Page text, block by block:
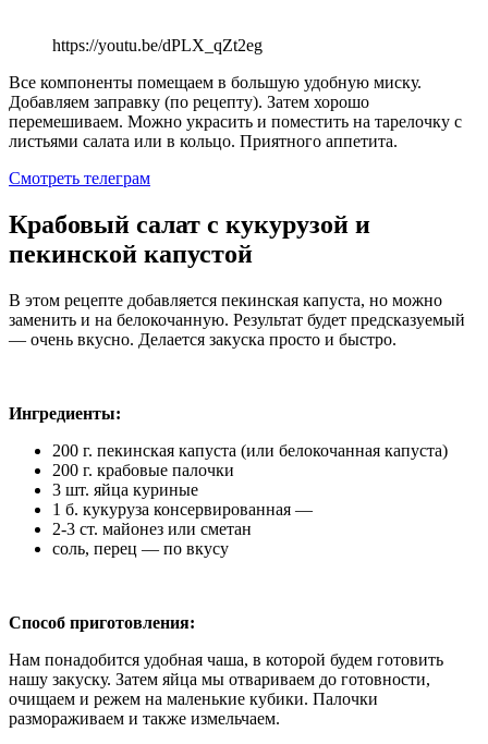
https://youtu.be/dPLX_qZt2eg
Все компоненты помещаем в большую удобную миску.
Добавляем заправку (по рецепту). Затем хорошо
перемешиваем. Можно украсить и поместить на тарелочку с
листьями салата или в кольцо. Приятного аппетита.
Смотреть телеграм
Крабовый салат с кукурузой и
пекинской капустой
В этом рецепте добавляется пекинская капуста, но можно
заменить и на белокочанную. Результат будет предсказуемый
— очень вкусно. Делается закуска просто и быстро.
Ингредиенты:
200 г. пекинская капуста (или белокочанная капуста)
200 г. крабовые палочки
3 шт. яйца куриные
1 б. кукуруза консервированная —
2-3 ст. майонез или сметан
соль, перец — по вкусу
Способ приготовления:
Нам понадобится удобная чаша, в которой будем готовить
нашу закуску. Затем яйца мы отвариваем до готовности,
очищаем и режем на маленькие кубики. Палочки
размораживаем и также измельчаем.